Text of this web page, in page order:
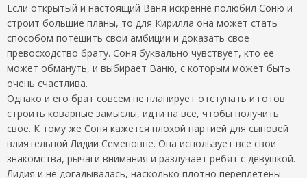
Если открытый и настоящий Ваня искренне полюбил Соню и
строит большие планы, то для Кирилла она может стать
способом потешить свои амбиции и доказать свое
превосходство брату. Соня буквально чувствует, кто ее
может обмануть, и выбирает Ваню, с которым может быть
очень счастлива.
Однако и его брат совсем не планирует отступать и готов
строить коварные замыслы, идти на все, чтобы получить
свое. К тому же Соня кажется плохой партией для сыновей
влиятельной Лидии Семеновне. Она использует все свои
знакомства, рычаги внимания и разлучает ребят с девушкой.
Лидия и не догадывалась, насколько плотно переплетены